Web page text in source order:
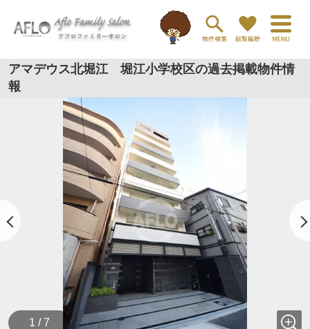
アマデウス北堀江 堀江小学校区の過去掲載物件情
報
1 / 7